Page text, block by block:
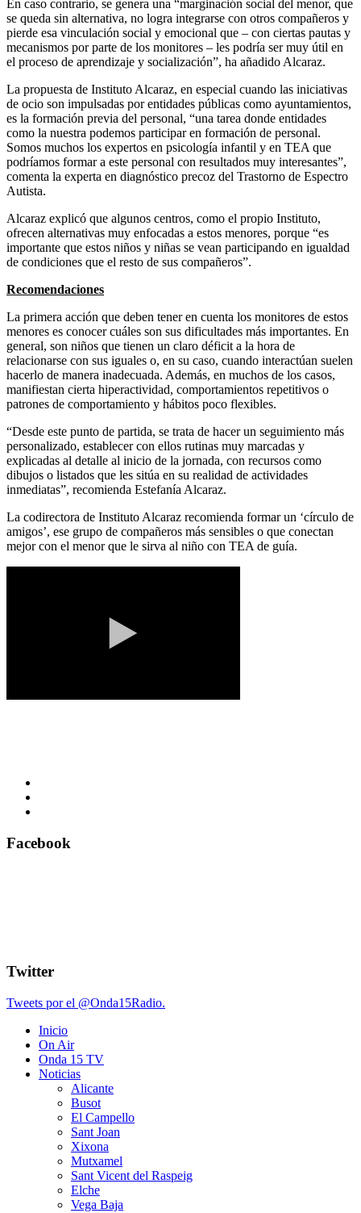
En caso contrario, se genera una “marginación social del menor, que
se queda sin alternativa, no logra integrarse con otros compañeros y
pierde esa vinculación social y emocional que – con ciertas pautas y
mecanismos por parte de los monitores – les podría ser muy útil en
el proceso de aprendizaje y socialización”, ha añadido Alcaraz.
La propuesta de Instituto Alcaraz, en especial cuando las iniciativas
de ocio son impulsadas por entidades públicas como ayuntamientos,
es la formación previa del personal, “una tarea donde entidades
como la nuestra podemos participar en formación de personal.
Somos muchos los expertos en psicología infantil y en TEA que
podríamos formar a este personal con resultados muy interesantes”,
comenta la experta en diagnóstico precoz del Trastorno de Espectro
Autista.
Alcaraz explicó que algunos centros, como el propio Instituto,
ofrecen alternativas muy enfocadas a estos menores, porque “es
importante que estos niños y niñas se vean participando en igualdad
de condiciones que el resto de sus compañeros”.
Recomendaciones
La primera acción que deben tener en cuenta los monitores de estos
menores es conocer cuáles son sus dificultades más importantes. En
general, son niños que tienen un claro déficit a la hora de
relacionarse con sus iguales o, en su caso, cuando interactúan suelen
hacerlo de manera inadecuada. Además, en muchos de los casos,
manifiestan cierta hiperactividad, comportamientos repetitivos o
patrones de comportamiento y hábitos poco flexibles.
“Desde este punto de partida, se trata de hacer un seguimiento más
personalizado, establecer con ellos rutinas muy marcadas y
explicadas al detalle al inicio de la jornada, con recursos como
dibujos o listados que les sitúa en su realidad de actividades
inmediatas”, recomienda Estefanía Alcaraz.
La codirectora de Instituto Alcaraz recomienda formar un ‘círculo de
amigos’, ese grupo de compañeros más sensibles o que conectan
mejor con el menor que le sirva al niño con TEA de guía.
Facebook
Twitter
Tweets por el @Onda15Radio.
Inicio
On Air
Onda 15 TV
Noticias
Alicante
Busot
El Campello
Sant Joan
Xixona
Mutxamel
Sant Vicent del Raspeig
Elche
Vega Baja